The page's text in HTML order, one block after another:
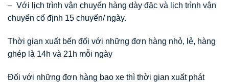
– Với lịch trình vận chuyển hàng dày đặc và lịch trình vận
chuyển cố định 15 chuyến/ ngày.
Thời gian xuất bến đối với những đơn hàng nhỏ, lẻ, hàng
ghép là 14h và 21h mỗi ngày
Đối với những đơn hàng bao xe thì thời gian xuất phát